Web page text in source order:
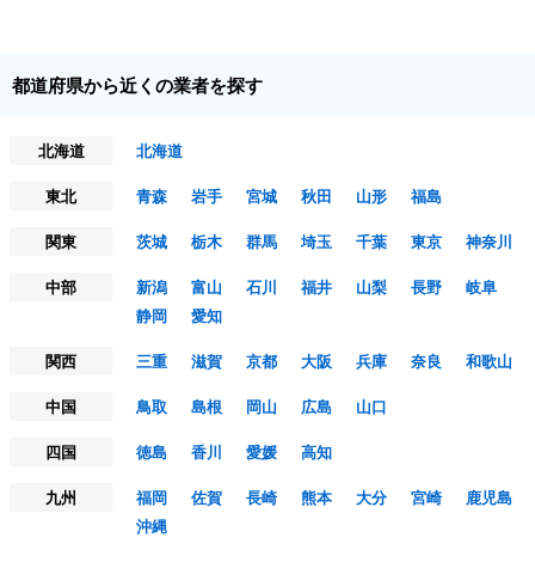
都道府県から近くの業者を探す
北海道
北海道
東北
青森 岩手 宮城 秋田 山形
福島
関東
茨城 栃木 群馬 埼玉 千葉 東京
神奈川
中部
新潟 富山 石川 福井 山梨 長野
岐阜
静岡
愛知
関西
三重 滋賀 京都 大阪 兵庫 奈良
和歌山
中国
鳥取 島根 岡山 広島
山口
四国
徳島 香川 愛媛
高知
九州
福岡 佐賀 長崎 熊本 大分 宮崎
鹿児島
沖縄